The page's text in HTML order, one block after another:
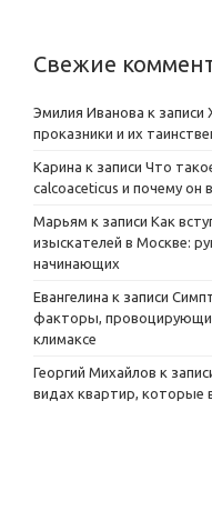
Свежие
Эмилия Иванова к записи
проказники и их
Карина к записи Что
calcoaceticus и почему он
Марьям к записи Как
изыскателей в Москве:
начинающих
Евангелина к записи
факторы,
климаксе
Георгий Михайлов к
видах квартир, которые